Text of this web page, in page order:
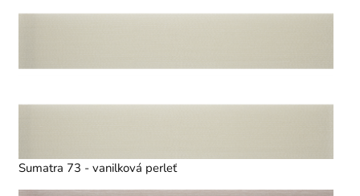
Sumatra 73 - vanilková perleť